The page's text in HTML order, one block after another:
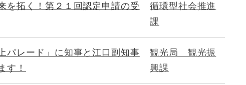
を拓く！第２１回認定申請の受
循環型社会推進
課
パレード」に知事と江口副知事
す！
観光局 観光振
興課